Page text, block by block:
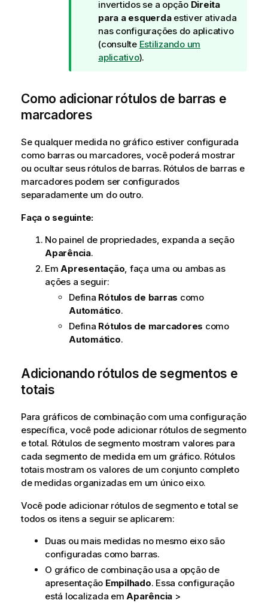
d
e
d
i
c
invertidos se a opção Direita
para a esquerdaestiver ativada
nas configurações do aplicativo
(consulte Estilizando um
aplicativo).
Como adicionar rótulos de barras e
marcadores
Se qualquer medida no gráfico estiver configurada
como barras ou marcadores, você poderá mostrar
ou ocultar seus rótulos de barras. Rótulos de barras e
marcadores podem ser configurados
separadamente um do outro.
Faça o seguinte:
No painel de propriedades, expanda a seção
Aparência.
EmApresentação, faça uma ou ambas as
ações a seguir:
Defina Rótulos de barras como
Automático.
Defina Rótulos de marcadores como
Automático.
Adicionando rótulos de segmentos e
totais
Para gráficos de combinação com uma configuração
específica, você pode adicionar rótulos de segmento
e total. Rótulos de segmento mostram valores para
cada segmento de medida em um gráfico. Rótulos
totais mostram os valores de um conjunto completo
de medidas organizadas em um único eixo.
Você pode adicionar rótulos de segmento e total se
todos os itens a seguir se aplicarem:
Duas ou mais medidas no mesmo eixo são
configuradas como barras.
O gráfico de combinação usa a opção de
apresentação Empilhado. Essa configuração
está localizada emAparência >